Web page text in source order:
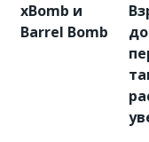
xBomb и
Barrel Bomb